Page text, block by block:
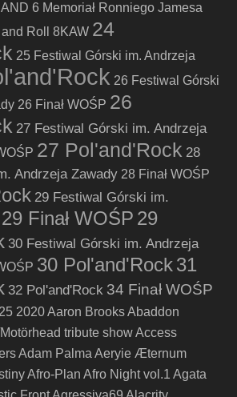
6 Memoriał Ronniego Jamesa
Roll
8KAW 24
25 Festiwal Górski im. Andrzeja
26 Festiwal Górski
26 Finał WOŚP 26
27 Festiwal Górski im. Andrzeja
27 Pol'and'Rock 28
Andrzeja Zawady 28 Finał WOŚP
29 Festiwal Górski im.
29 Finał WOŚP 29
30 Festiwal Górski im. Andrzeja
30 Pol'and'Rock31
32 Pol'and'Rock 34 Finał WOŚP
2020Aaron BrooksAbaddon
tribute showAccess
Adam Palma Aeryie Æternum
Afro-Plan Afro Night vol.1 Agata